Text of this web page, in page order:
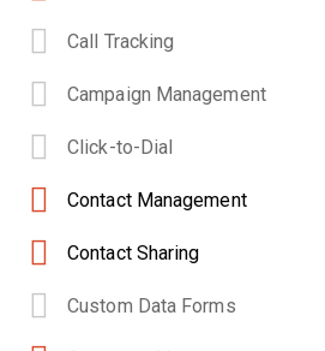
Call Tracking
Campaign Management
Click-to-Dial
Contact Management
Contact Sharing
Custom Data Forms